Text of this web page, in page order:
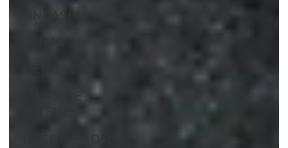
ONDASFM